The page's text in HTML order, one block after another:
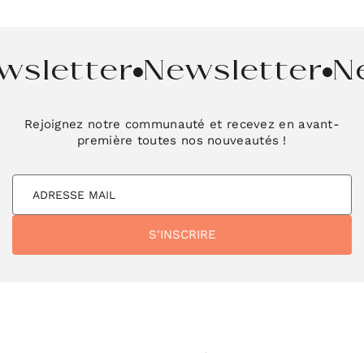
Newsletter
Rejoignez notre communauté et recevez en avant-
première toutes nos nouveautés !